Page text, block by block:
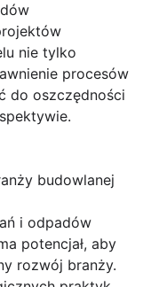
nie tylko
procesów
do oszczędności
budowlanej
i odpadów
potencjał, aby
rozwój branży.